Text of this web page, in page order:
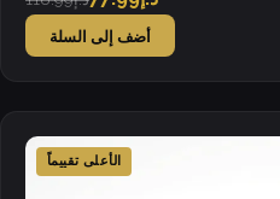
أضف إلى السلة
الأعلى تقييماً